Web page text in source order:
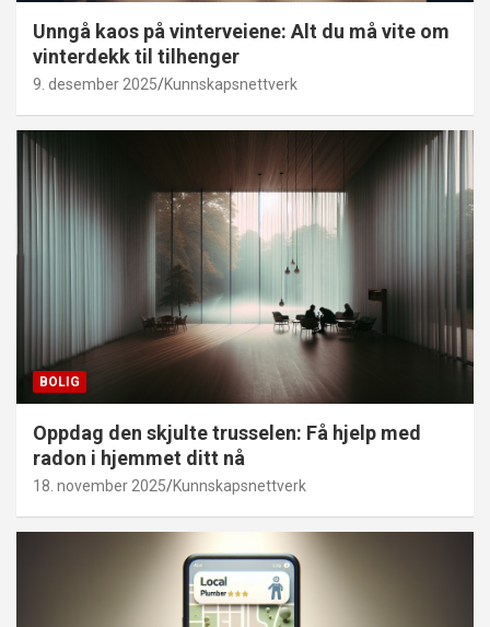
Unngå kaos på vinterveiene: Alt du må vite om
vinterdekk til tilhenger
9. desember 2025 Kunnskapsnettverk
BOLIG
Oppdag den skjulte trusselen: Få hjelp med
radon i hjemmet ditt nå
18. november 2025 Kunnskapsnettverk